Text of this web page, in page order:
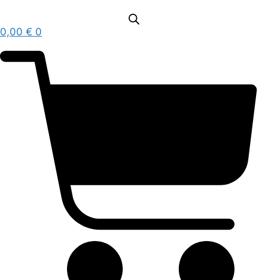
0,00 € 0